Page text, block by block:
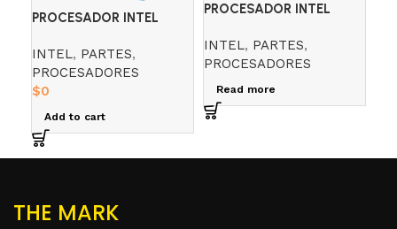
PROCESADOR INTEL
INTEL, PARTES,
PROCESADORES
$0
Add to cart
PROCESADOR INTEL
INTEL, PARTES,
PROCESADORES
Read more
THE MARK